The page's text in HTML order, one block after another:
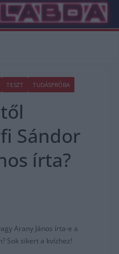
TESZT TUDÁSPRÓBA
Sándor
írta?
Arany János írta-e a
Sok sikert a kvízhez!